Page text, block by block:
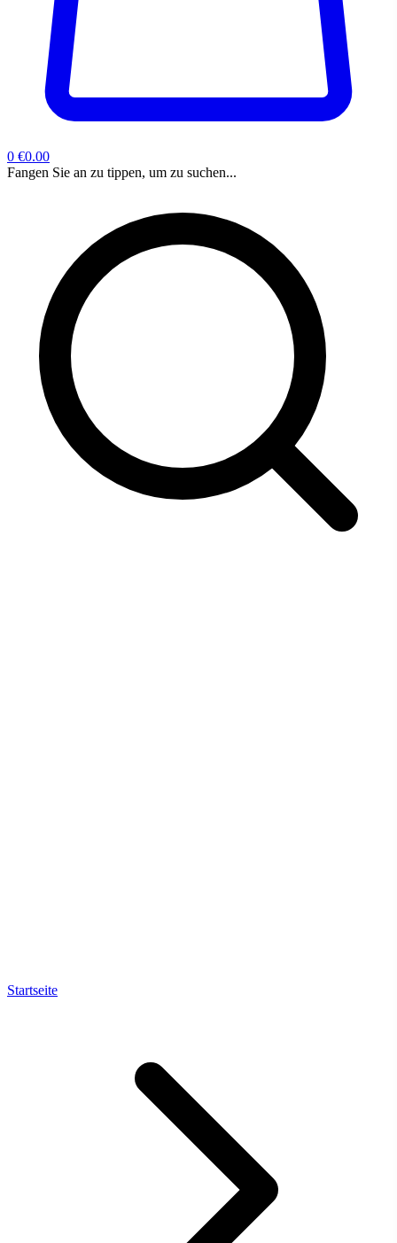
0 €0.00
Fangen Sie an zu tippen, um zu suchen...
Startseite